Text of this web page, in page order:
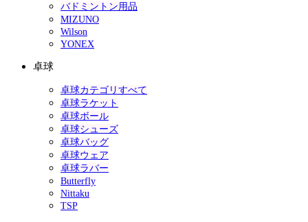
バドミントン用品
MIZUNO
Wilson
YONEX
卓球
卓球カテゴリすべて
卓球ラケット
卓球ボール
卓球シューズ
卓球バッグ
卓球ウェア
卓球ラバー
Butterfly
Nittaku
TSP